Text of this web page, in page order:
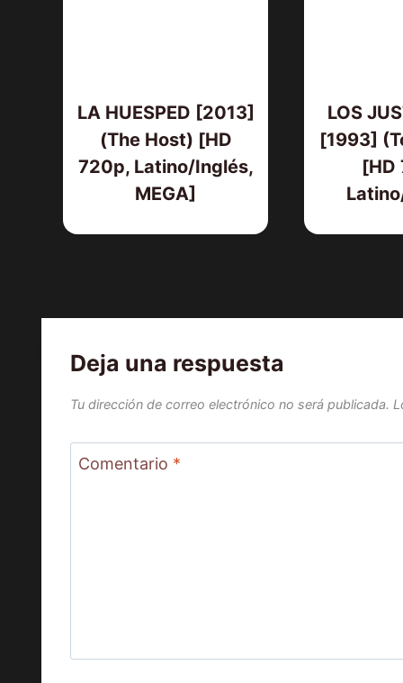
LA HUESPED [2013]
(The Host) [HD
720p, Latino/Inglés,
MEGA]
LOS
[1993]
[HD
Deja una respuesta
Tu dirección de correo electrónico no será publicada.
Comentario *